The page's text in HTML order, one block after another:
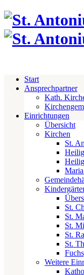
Start
Ansprechpartner
Kath.
Einrichtungen
Übersicht
Kirchen
St.
St.
St.
St.
St.
St.
Weitere